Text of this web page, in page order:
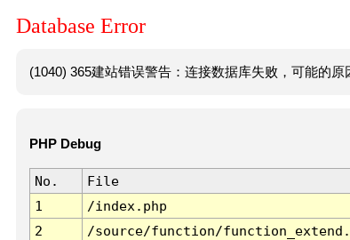
Database Error
(1040) 365建站错误警告：连接数据库失败，可能的
PHP Debug
No. File
1
/index.php
2
/source/function/